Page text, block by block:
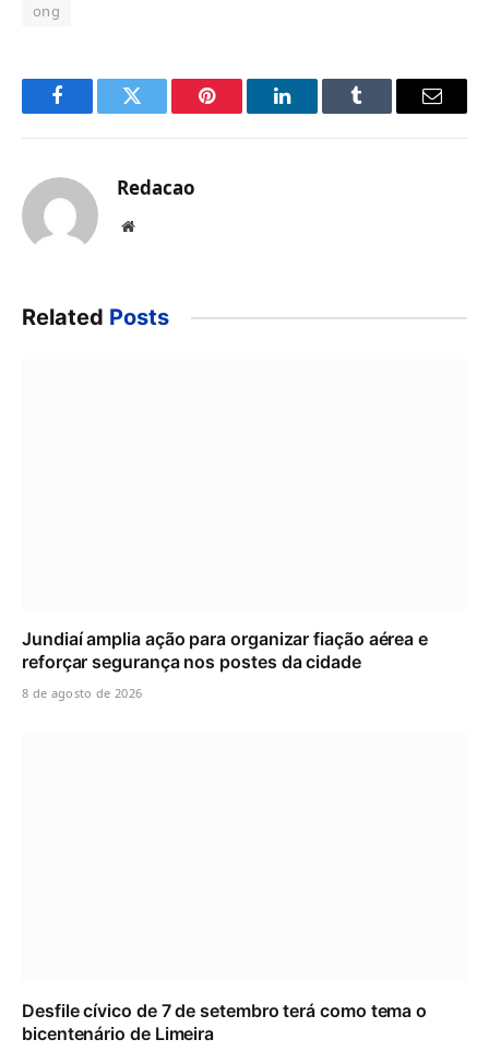
ong
FacebookTwitter Pinterest LinkedInTumblr Email
Redacao
Website
Related Posts
Jundiaí amplia ação para organizar fiação aérea e
reforçar segurança nos postes da cidade
8 de agosto de 2026
Desfile cívico de 7 de setembro terá como tema o
bicentenário de Limeira